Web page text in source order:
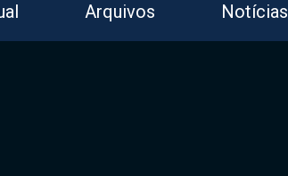
Arquivos Notícias